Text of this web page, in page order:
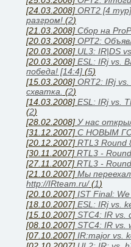
[24.03.2008] ORT2 [4
разгром! (2)
[21.03.2008] Сбор на
[20.03.2008] ОРТ2:
[20.03.2008] UL3: IR|DS
[20.03.2008] ESL: IRj vs.
победа! [14:4] (5)
[15.03.2008] ORT2: IRj
схватка. (2)
[14.03.2008] ESL: IRj vs.
(2)
[28.02.2008] У нас
[31.12.2007] С НОВЫМ
[20.12.2007] RTL3 Round
[30.11.2007] RTL3 -
[27.11.2007] RTL3 - Round
[21.10.2007] Мы
http://IRteam.ru/(1)
[20.10.2007] IST Final:
[18.10.2007] ESL: IRj vs.
[15.10.2007] STC4: IR vs.
[08.10.2007] STC4: IR vs.
[07.10.2007] IR:major vs.